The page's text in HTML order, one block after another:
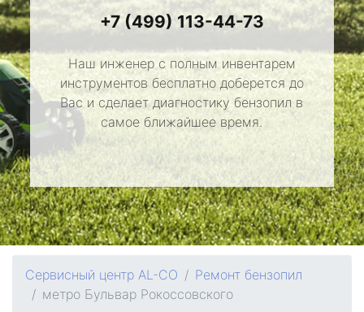
+7 (499) 113-44-73
Наш инженер с полным инвентарем
инструментов бесплатно доберется до
Вас и сделает диагностику бензопил в
самое ближайшее время.
Сервисный центр AL-CO
Ремонт бензопил
метро Бульвар Рокоссовского